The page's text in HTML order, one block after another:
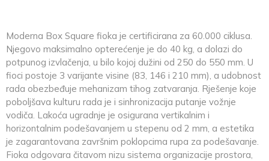
Moderna Box Square fioka je certificirana za 60.000 ciklusa.
Njegovo maksimalno opterećenje je do 40 kg, a dolazi do
potpunog izvlačenja, u bilo kojoj dužini od 250 do 550 mm. U
fioci postoje 3 varijante visine (83, 146 i 210 mm), a udobnost
rada obezbeđuje mehanizam tihog zatvaranja. Rješenje koje
poboljšava kulturu rada je i sinhronizacija putanje vožnje
vodiča. Lakoća ugradnje je osigurana vertikalnim i
horizontalnim podešavanjem u stepenu od 2 mm, a estetika
je zagarantovana završnim poklopcima rupa za podešavanje.
Fioka odgovara čitavom nizu sistema organizacije prostora,